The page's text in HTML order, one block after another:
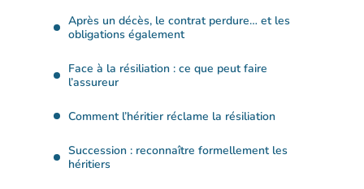
Après un décès, le contrat perdure… et les
obligations également
Face à la résiliation : ce que peut faire
l’assureur
Comment l’héritier réclame la résiliation
Succession : reconnaître formellement les
héritiers